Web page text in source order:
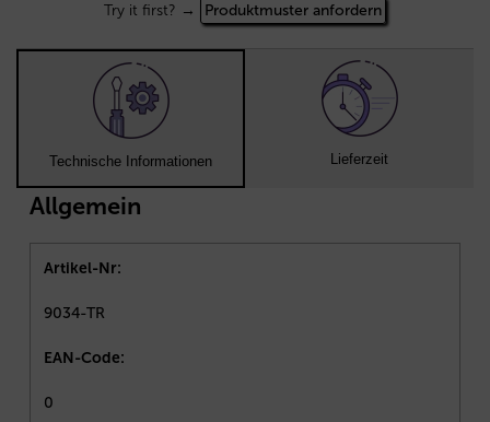
Try it first? → Produktmuster anfordern
Technische Informationen Lieferzeit
Allgemein
Artikel-Nr:
9034-TR
EAN-Code:
0